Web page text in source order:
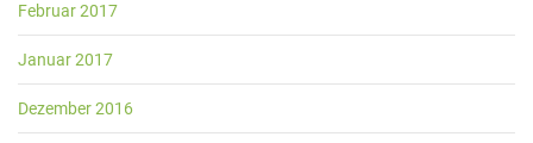
Februar 2017
Januar 2017
Dezember 2016